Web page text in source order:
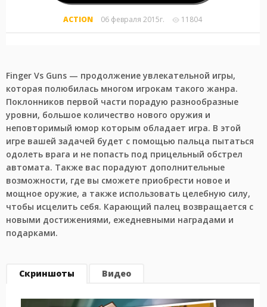
ACTION 06 февраля 2015г. 11804
Finger Vs Guns — продолжение увлекательной игры,
которая полюбилась многом игрокам такого жанра.
Поклонников первой части порадую разнообразные
уровни, большое количество нового оружия и
неповторимый юмор которым обладает игра. В этой
игре вашей задачей будет с помощью пальца пытаться
одолеть врага и не попасть под прицельный обстрел
автомата. Также вас порадуют дополнительные
возможности, где вы сможете приобрести новое и
мощное оружие, а также использовать целебную силу,
чтобы исцелить себя. Карающий палец возвращается с
новыми достижениями, ежедневными наградами и
подарками.
Скриншоты Видео